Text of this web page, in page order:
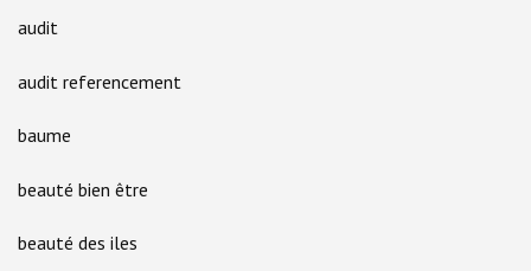
audit
audit referencement
baume
beauté bien être
beauté des iles